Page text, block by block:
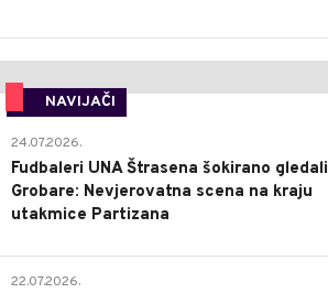
NAVIJAČI
24.07.2026.
Fudbaleri UNA Štrasena šokirano gledali
Grobare: Nevjerovatna scena na kraju
utakmice Partizana
22.07.2026.